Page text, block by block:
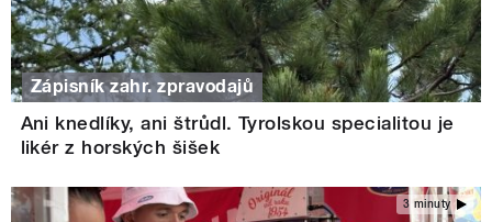
Zápisník zahr. zpravodajů
Ani knedlíky, ani štrůdl. Tyrolskou specialitou je
likér z horských šišek
3 minuty